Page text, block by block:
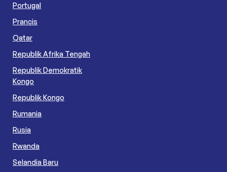
Portugal
Prancis
Qatar
Republik Afrika Tengah
Republik Demokratik
Kongo
Republik Kongo
Rumania
Rusia
Rwanda
Selandia Baru